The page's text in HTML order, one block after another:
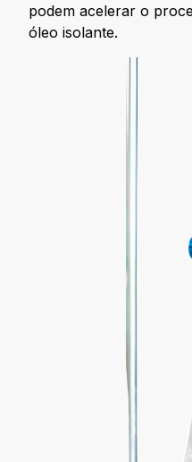
podem acelerar o
óleo isolante.